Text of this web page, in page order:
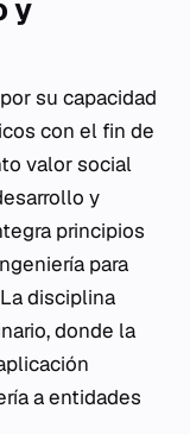
y
su capacidad
con el fin de
valor social
y
principios
para
disciplina
donde la
a entidades